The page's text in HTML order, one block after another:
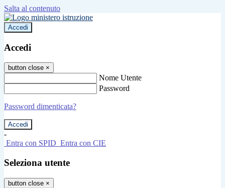
Salta al contenuto
Accedi
Accedi
button close ×
Nome Utente
Password
Password dimenticata?
-
Entra con SPID Entra con CIE
Seleziona utente
button close ×